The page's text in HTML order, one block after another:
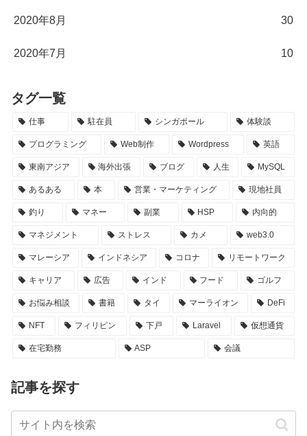
2020年8月 30
2020年7月 10
タグ一覧
仕事 駐在員 シンガポール 体験談
プログラミング Web制作 Wordpress 英語
東南アジア 海外出張 ブログ 人生 MySQL
あるある 本 営業・マーケティング 現地社員
釣り マネー 副業 HSP 内向的
マネジメント ストレス カメ web3.0
マレーシア インドネシア コロナ リモートワーク
キャリア 広告 インド フード ゴルフ
お悩み相談 書籍 タイ マーライオン DeFi
NFT フィリピン 下戸 Laravel 仮想通貨
在宅勤務 ASP 会議
記事を探す